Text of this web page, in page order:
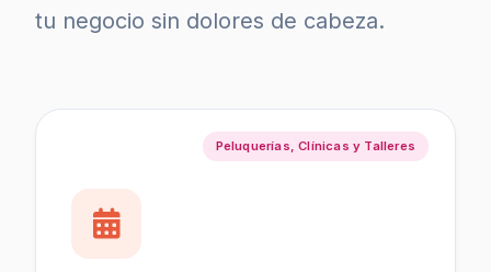
tu negocio sin dolores de cabeza.
Peluquerías, Clínicas y Talleres